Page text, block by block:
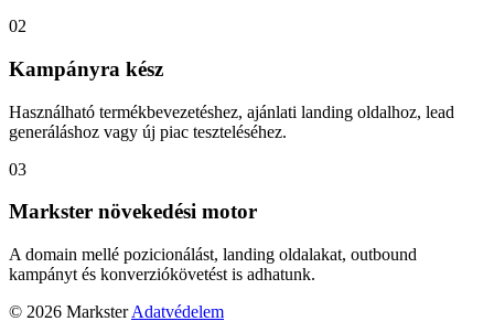
02
Kampányra kész
Használható termékbevezetéshez, ajánlati landing oldalhoz, lead
generáláshoz vagy új piac teszteléséhez.
03
Markster növekedési motor
A domain mellé pozicionálást, landing oldalakat, outbound
kampányt és konverziókövetést is adhatunk.
© 2026 Markster Adatvédelem